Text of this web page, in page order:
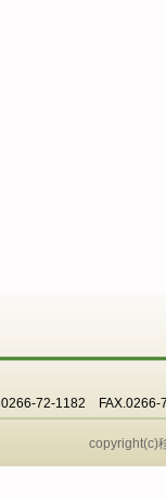
0266-72-1182 FAX.0266-
copyright(c)